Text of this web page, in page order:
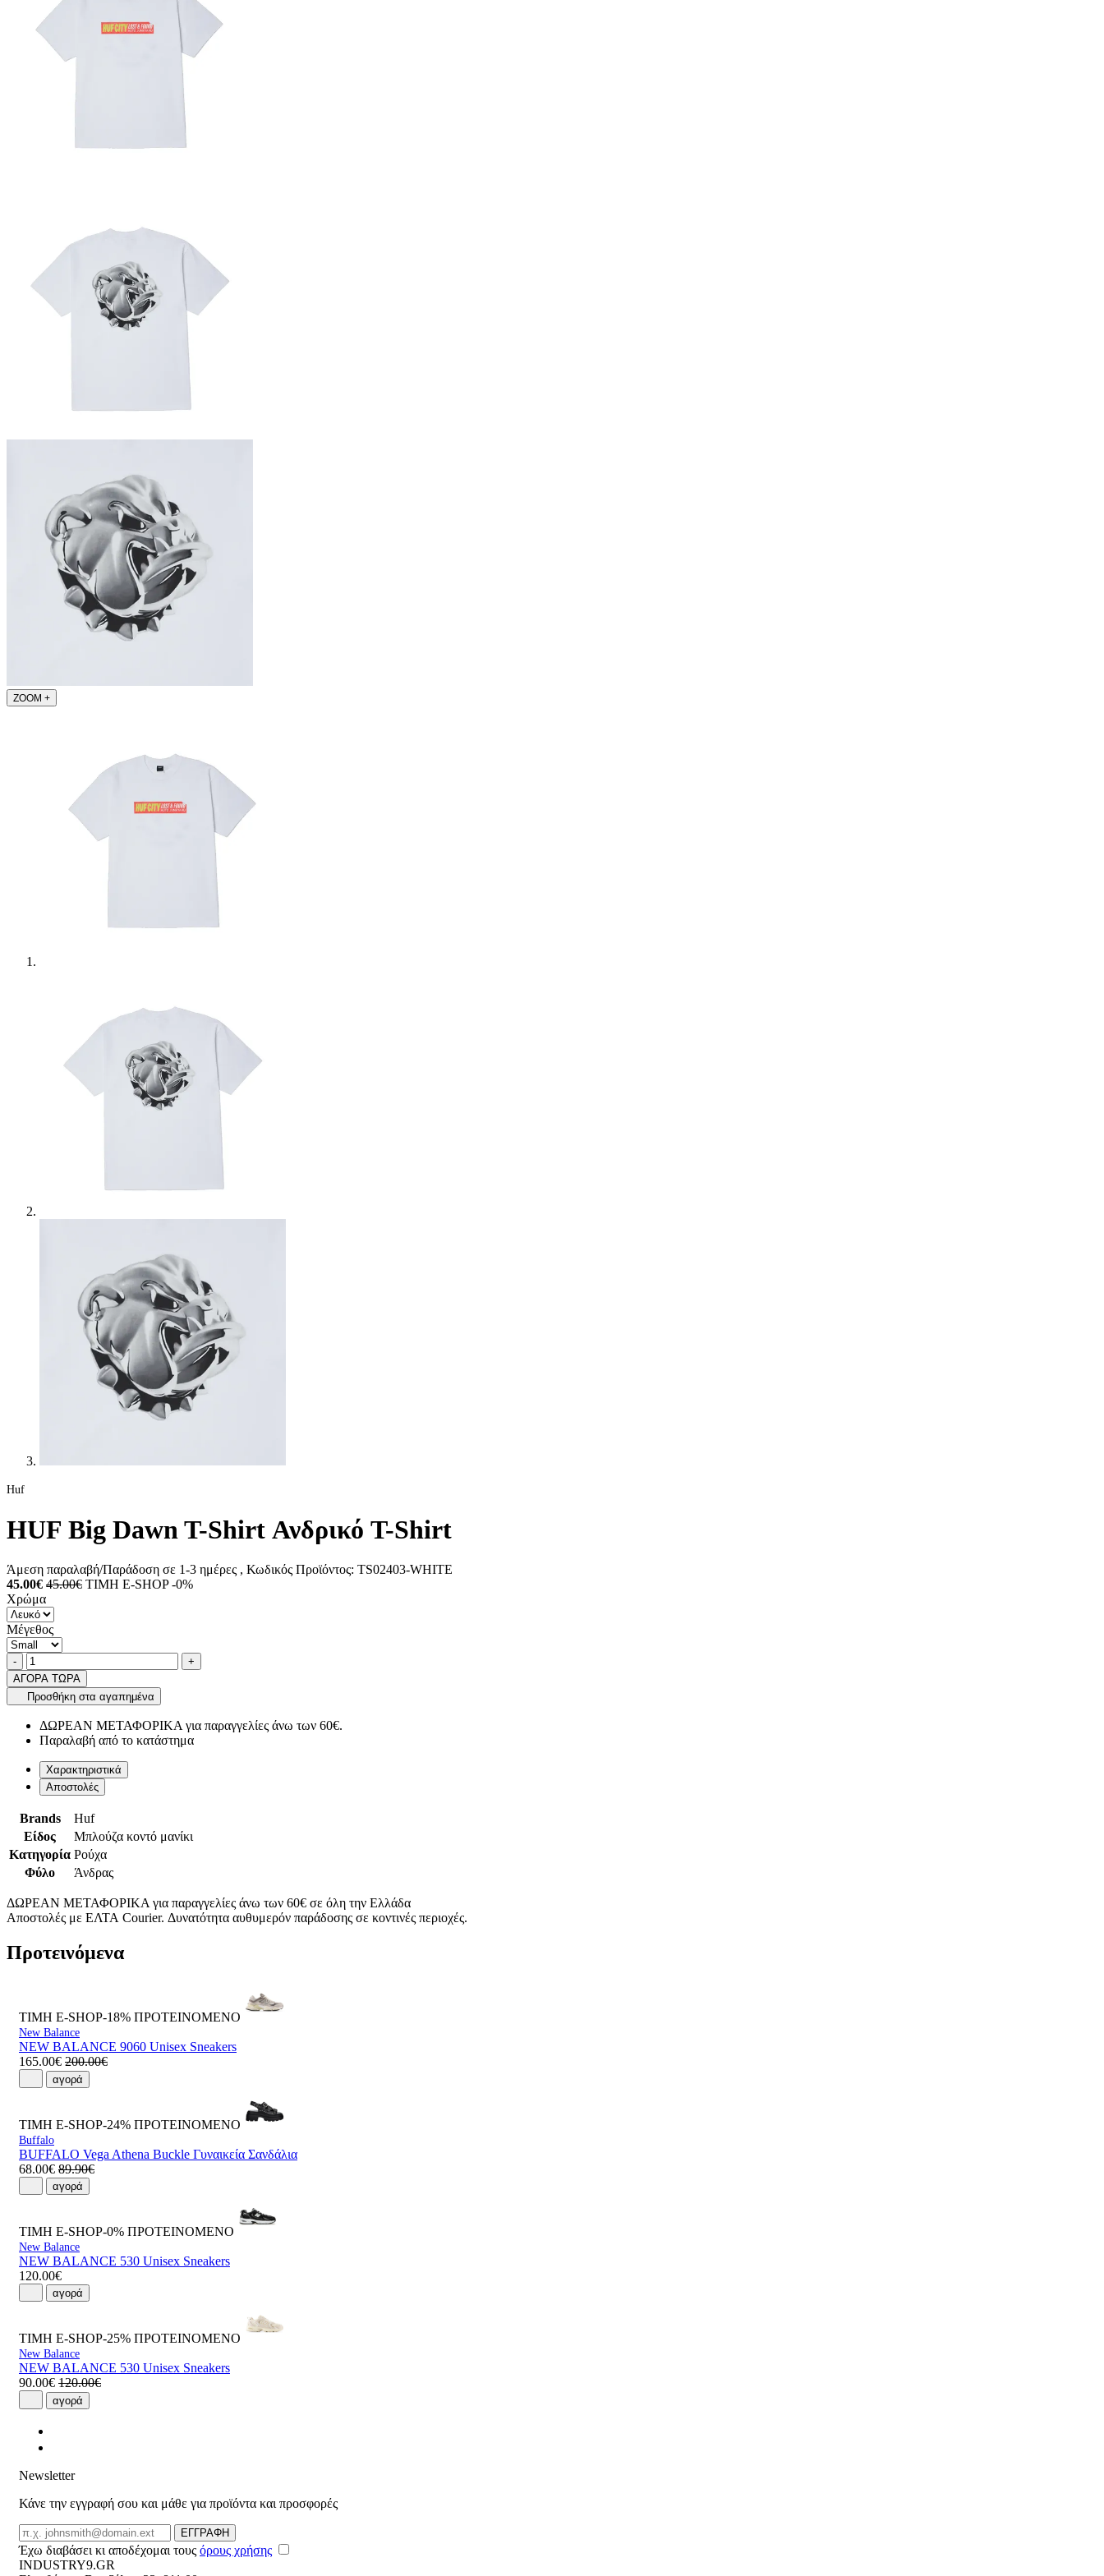
ZOOM +
Huf
HUF Big Dawn T-Shirt Ανδρικό T-Shirt
Άμεση παραλαβή/Παράδοση σε 1-3 ημέρες , Κωδικός Προϊόντος: TS02403-WHITE
45.00€ 45.00€ ΤΙΜΗ E-SHOP -0%
Χρώμα
Μέγεθος
Ποσότητα
-product.increase.quantity +
ΑΓΟΡΑ ΤΩΡΑ
Προσθήκη στα αγαπημένα
ΔΩΡΕΑΝ ΜΕΤΑΦΟΡΙΚΑ για παραγγελίες άνω των 60€.
Παραλαβή από το κατάστημα
Χαρακτηριστικά
Αποστολές
Brands
Huf
Είδος
Μπλούζα κοντό μανίκι
Κατηγορία Ρούχα
Φύλο
Άνδρας
ΔΩΡΕΑΝ ΜΕΤΑΦΟΡΙΚΑ για παραγγελίες άνω των 60€ σε όλη την Ελλάδα
Αποστολές με ΕΛΤΑ Courier. Δυνατότητα αυθυμερόν παράδοσης σε κοντινές περιοχές.
Προτεινόμενα
ΤΙΜΗ E-SHOP-18% ΠΡΟΤΕΙΝΟΜΕΝΟ
New Balance
NEW BALANCE 9060 Unisex Sneakers
165.00€ 200.00€
αγορά
ΤΙΜΗ E-SHOP-24% ΠΡΟΤΕΙΝΟΜΕΝΟ
Buffalo
BUFFALO Vega Athena Buckle Γυναικεία Σανδάλια
68.00€ 89.90€
αγορά
ΤΙΜΗ E-SHOP-0% ΠΡΟΤΕΙΝΟΜΕΝΟ
New Balance
NEW BALANCE 530 Unisex Sneakers
120.00€
αγορά
ΤΙΜΗ E-SHOP-25% ΠΡΟΤΕΙΝΟΜΕΝΟ
New Balance
NEW BALANCE 530 Unisex Sneakers
90.00€ 120.00€
αγορά
Newsletter
Κάνε την εγγραφή σου και μάθε για προϊόντα και προσφορές
Email
ΕΓΓΡΑΦΗ
Έχω διαβάσει κι αποδέχομαι τους όρους χρήσης
INDUSTRY9.GR